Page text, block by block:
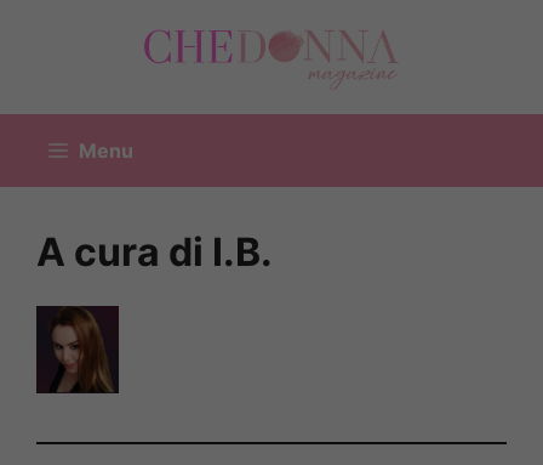
Menu
A cura di I.B.